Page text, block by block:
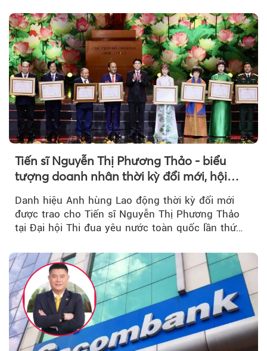
Tiến sĩ Nguyễn Thị Phương Thảo - biểu
tượng doanh nhân thời kỳ đổi mới, hội
Danh hiệu Anh hùng Lao động thời kỳ đổi mới
được trao cho Tiến sĩ Nguyễn Thị Phương Thảo
tại Đại hội Thi đua yêu nước toàn quốc lần thứ